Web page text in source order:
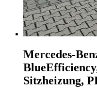
Mercedes-
Sitzheizung,